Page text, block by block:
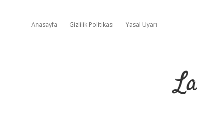
Anasayfa Gizlilik Politikası Yasal Uyarı